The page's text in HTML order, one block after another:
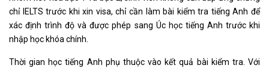
chỉ IELTS trước khi xin visa, chỉ cần làm bài kiểm tra tiếng Anh để
xác định trình độ và được phép sang Úc học tiếng Anh trước khi
nhập học khóa chính.
Thời gian học tiếng Anh phụ thuộc vào kết quả bài kiểm tra. Với